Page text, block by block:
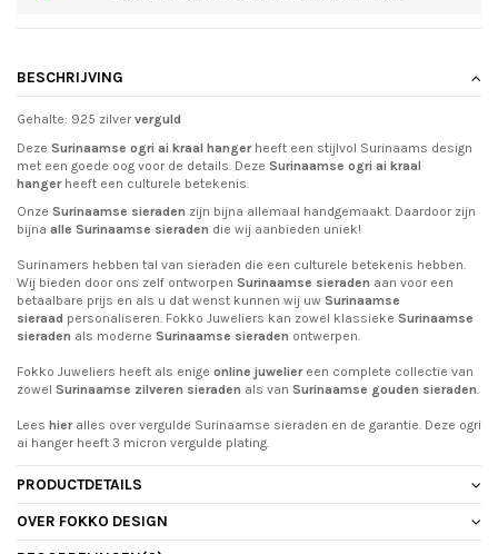
BESCHRIJVING
Gehalte: 925 zilver verguld
Deze Surinaamse ogri ai kraal hanger heeft een stijlvol Surinaams design
met een goede oog voor de details. Deze Surinaamse ogri ai kraal
hangerheeft een culturele betekenis.
Onze Surinaamse sieraden zijn bijna allemaal handgemaakt. Daardoor zijn
bijna alle Surinaamse sieraden die wij aanbieden uniek!
Surinamers hebben tal van sieraden die een culturele betekenis hebben.
Wij bieden door ons zelf ontworpen Surinaamse sieraden aan voor een
betaalbare prijs en als u dat wenst kunnen wij uw Surinaamse
sieraad personaliseren. Fokko Juweliers kan zowel klassieke Surinaamse
sieraden als moderne Surinaamse sieraden ontwerpen.
Fokko Juweliers heeft als enige online juweliereen complete collectie van
zowel Surinaamse zilveren sieraden als van Surinaamse gouden sieraden.
Lees hieralles over vergulde Surinaamse sieraden en de garantie. Deze ogri
ai hanger heeft 3 micron vergulde plating.
PRODUCTDETAILS
OVER FOKKO DESIGN